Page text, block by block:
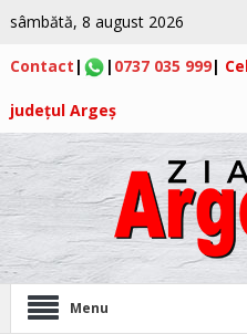
sâmbătă, 8 august 2026
Contact | | 0737 035 999|
județul Argeș
Menu